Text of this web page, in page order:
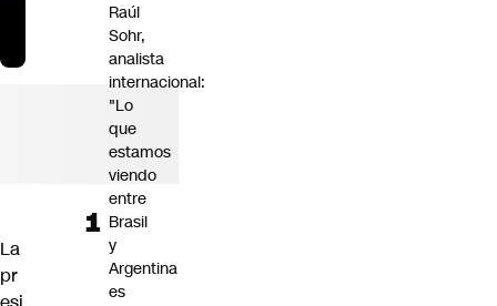
La
pr
Raúl
Sohr,
analista
internacional:
"Lo
que
estamos
viendo
entre
Brasil
y
Argentina
es